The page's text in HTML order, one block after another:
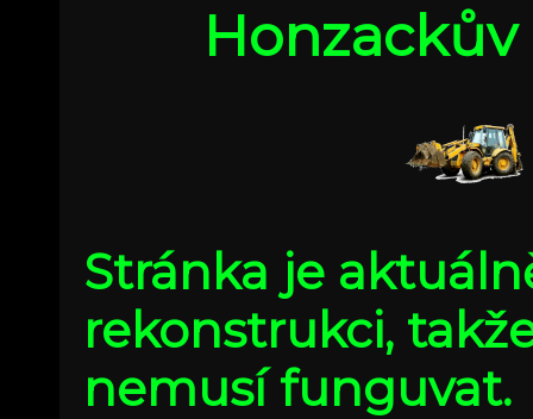
Stránka je
rekonstrukci,
nemusí funguvat.